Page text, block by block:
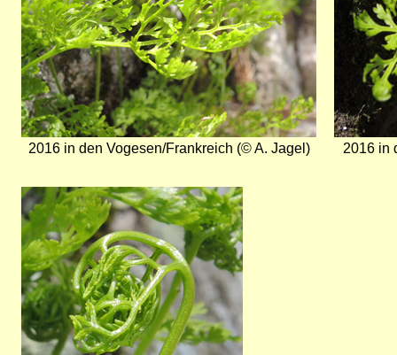
2016 in den Vogesen/Frankreich (© A. Jagel) 2016 in
Bild